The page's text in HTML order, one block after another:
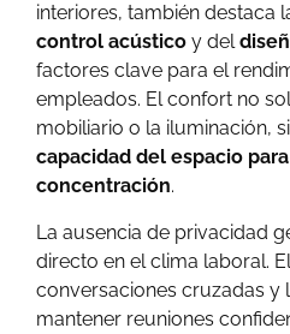
interiores, también destaca
control acústico y del
factores clave para el
empleados. El confort no
mobiliario o la iluminación,
capacidad del espacio
concentración.
La ausencia de privacidad
directo en el clima laboral.
conversaciones cruzadas y
mantener reuniones